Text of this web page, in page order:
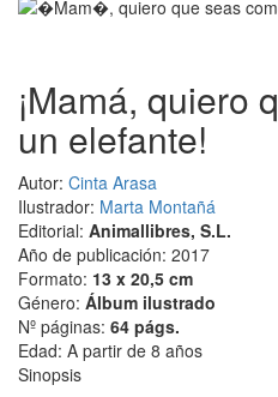
¡Mamá, quiero
un elefante!
Autor: Cinta Arasa
Ilustrador: Marta Montañá
Editorial: Animallibres, S.L.
Año de publicación: 2017
Formato: 13 x 20,5 cm
Género: Álbum ilustrado
Nº páginas: 64 págs.
Edad: A partir de 8 años
Sinopsis